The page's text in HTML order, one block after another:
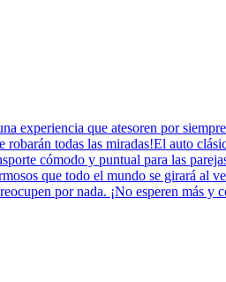
experiencia que atesoren por
todas las miradas!El auto
cómodo y puntual para las
que todo el mundo se girará al
por nada. ¡No esperen más y